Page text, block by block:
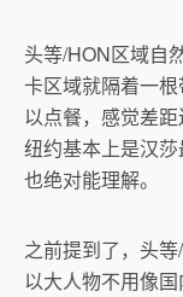
头等/HON区域自
卡区域就隔着一
以点餐，感觉差
纽约基本上是汉
也绝对能理解。
之前提到了，头
以大人物不用像